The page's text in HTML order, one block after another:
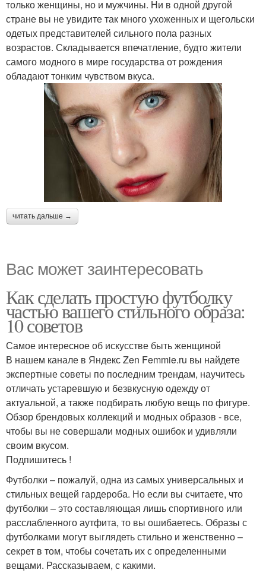
только женщины, но и мужчины. Ни в одной другой
стране вы не увидите так много ухоженных и щегольски
одетых представителей сильного пола разных
возрастов. Складывается впечатление, будто жители
самого модного в мире государства от рождения
обладают тонким чувством вкуса.
читать дальше →
Вас может заинтересовать
Как сделать простую футболку
частью вашего стильного образа:
10 советов
Самое интересное об искусстве быть женщиной
В нашем канале в Яндекс Zen Femmie.ru вы найдете
экспертные советы по последним трендам, научитесь
отличать устаревшую и безвкусную одежду от
актуальной, а также подбирать любую вещь по фигуре.
Обзор брендовых коллекций и модных образов - все,
чтобы вы не совершали модных ошибок и удивляли
своим вкусом.
Подпишитесь !
Футболки – пожалуй, одна из самых универсальных и
стильных вещей гардероба. Но если вы считаете, что
футболки – это составляющая лишь спортивного или
расслабленного аутфита, то вы ошибаетесь. Образы с
футболками могут выглядеть стильно и женственно –
секрет в том, чтобы сочетать их с определенными
вещами. Рассказываем, с какими.